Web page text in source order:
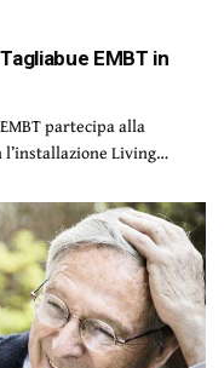
EMBT in
partecipa alla
l’installazione Living…